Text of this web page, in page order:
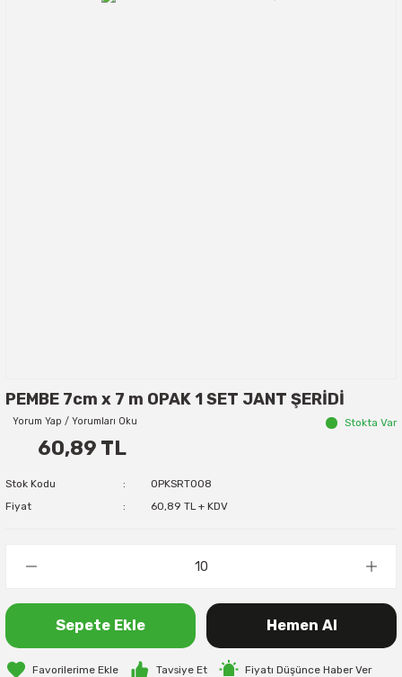
PEMBE 7cm x 7 m OPAK 1 SET JANT ŞERİDİ
Yorum Yap / Yorumları Oku Stokta Var
60,89 TL
Stok Kodu
OPKSRT008
Fiyat
60,89 TL + KDV
Sepete Ekle Hemen Al
Tavsiye Et Fiyatı Düşünce Haber Ver